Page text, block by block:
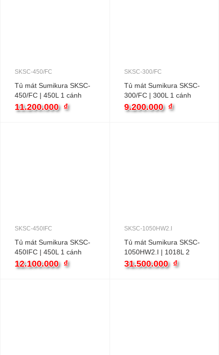
SKSC-450/FC
Tủ mát Sumikura SKSC-
450/FC | 450L 1 cánh
inverter
11.200.000 ₫
SKSC-300/FC
Tủ mát Sumikura SKSC-
300/FC | 300L 1 cánh
inverter
9.200.000 ₫
SKSC-450IFC
Tủ mát Sumikura SKSC-
450IFC | 450L 1 cánh
inverter
12.100.000 ₫
SKSC-1050HW2.I
Tủ mát Sumikura SKSC-
1050HW2.I | 1018L 2
cánh inverter
31.500.000 ₫